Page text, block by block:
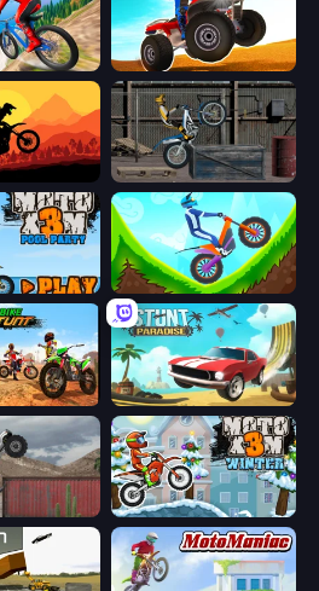
Racing ATV Ultimate Offroad
Racing Trials Ride
Pool Party Hill Climb on Moto Bike
Bike Stunts Race Bike Games 3D Stunt Paradise
Moto X3M 4 Winter